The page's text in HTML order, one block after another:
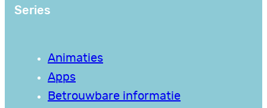
Series
Animaties
Apps
Betrouwbare informatie